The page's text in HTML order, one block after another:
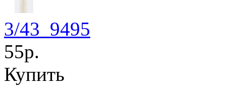
3/43_9495
55р.
Купить